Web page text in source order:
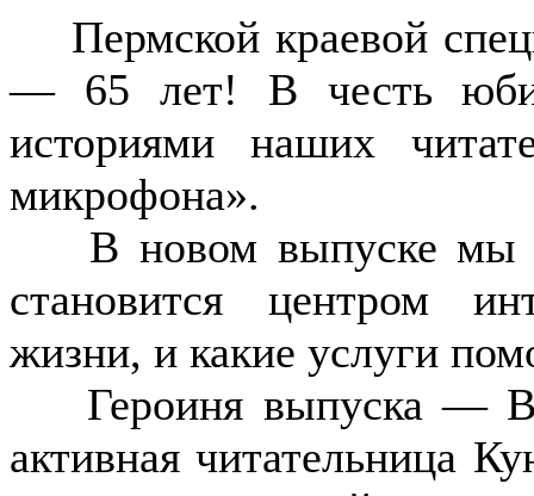
Пермской краевой
— 65 лет! В честь
историями наших
микрофона».
В новом выпуске мы
становится центром
жизни, и какие услуги
Героиня выпуска —
активная читательница